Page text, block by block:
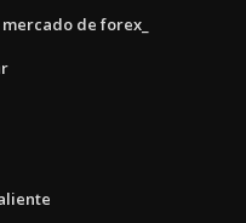
de forex_